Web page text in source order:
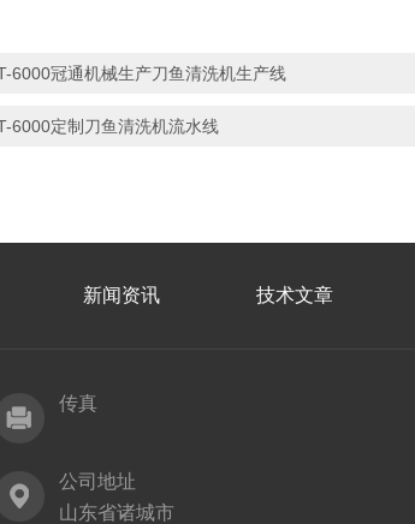
6000冠通机械生产刀鱼清洗机生产线
6000定制刀鱼清洗机流水线
新闻资讯 技术文章
传真
公司地址
山东省诸城市